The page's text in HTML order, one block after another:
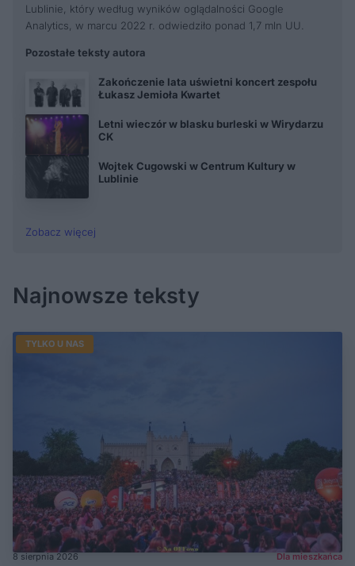
Lublinie, który według wyników oglądalności Google
Analytics, w marcu 2022 r. odwiedziło ponad 1,7 mln UU.
Pozostałe teksty autora
Zakończenie lata uświetni koncert zespołu
Łukasz Jemioła Kwartet
Letni wieczór w blasku burleski w Wirydarzu
CK
Wojtek Cugowski w Centrum Kultury w
Lublinie
Zobacz więcej
Najnowsze teksty
TYLKO U NAS
8 sierpnia 2026 Dla mieszkańca